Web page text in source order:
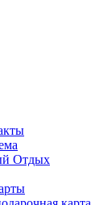
Отдых